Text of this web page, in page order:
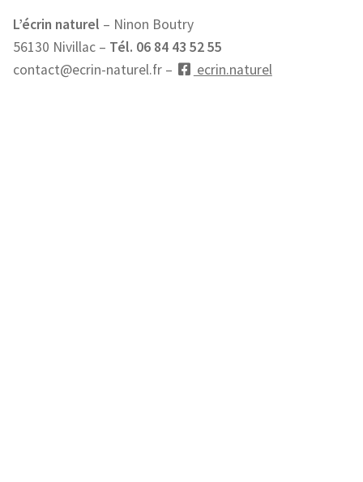
L’écrin naturel – Ninon Boutry
56130 Nivillac – Tél. 06 84 43 52 55
contact@ecrin-naturel.fr –
ecrin.naturel